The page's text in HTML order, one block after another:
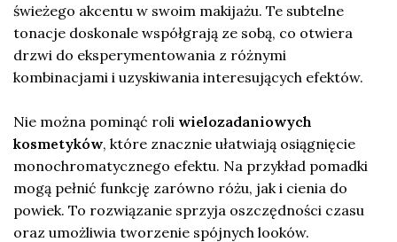
świeżego akcentu w swoim makijażu. Te subtelne
tonacje doskonale współgrają ze sobą, co otwiera
drzwi do eksperymentowania z różnymi
kombinacjami i uzyskiwania interesujących efektów.
Nie można pominąć roli wielozadaniowych
kosmetyków, które znacznie ułatwiają osiągnięcie
monochromatycznego efektu. Na przykład pomadki
mogą pełnić funkcję zarówno różu, jak i cienia do
powiek. To rozwiązanie sprzyja oszczędności czasu
oraz umożliwia tworzenie spójnych looków.